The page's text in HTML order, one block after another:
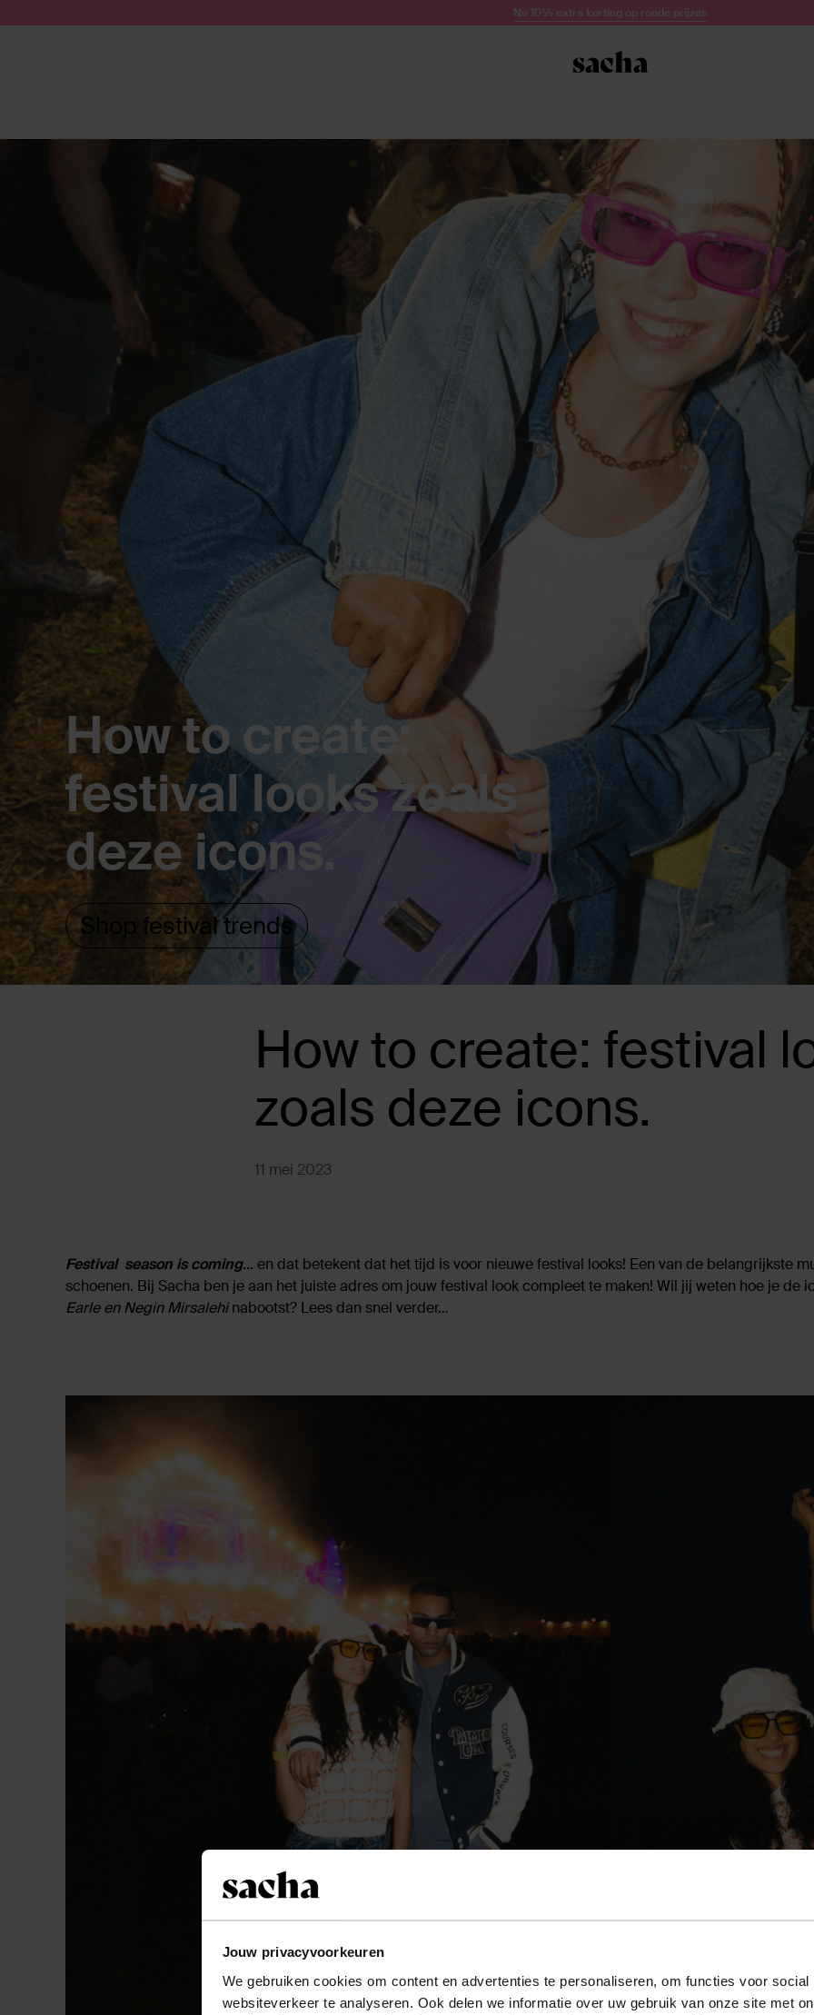
Jouw privacyvoorkeuren
We gebruiken cookies om content en advertenties te personaliseren, om functies voor
websiteverkeer te analyseren. Ook delen we informatie over uw gebruik van onze site met
Nu 10% extra korting op ronde prijzen
How to create: festival
zoals deze icons.
11 mei 2023
How to create:
festival looks zoals
deze icons.
Shop festival trends
Festival season is coming… en dat betekent dat het tijd is voor nieuwe festival looks! Een van de belangrijkste
schoenen. Bij Sacha ben je aan het juiste adres om jouw festival look compleet te maken! Wil jij weten hoe je de
Earle en Negin Mirsalehinabootst? Lees dan snel verder…